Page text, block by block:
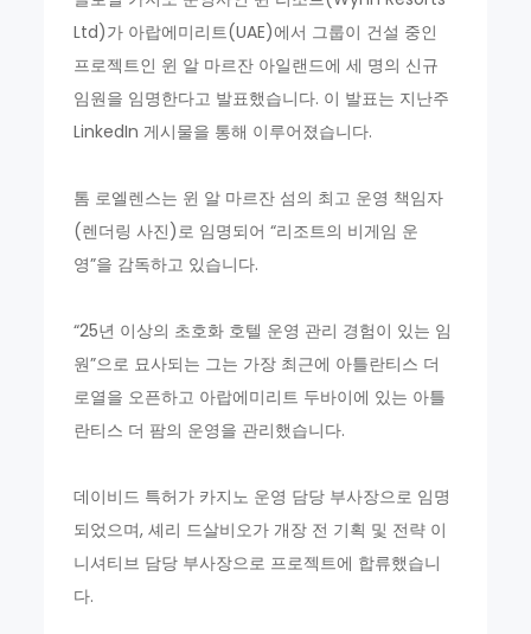
Ltd)가 아랍에미리트(UAE)에서 그룹이 건설 중인
프로젝트인 윈 알 마르잔 아일랜드에 세 명의 신규
임원을 임명한다고 발표했습니다. 이 발표는 지난주
LinkedIn 게시물을 통해 이루어졌습니다.
톰 로엘렌스는 윈 알 마르잔 섬의 최고 운영 책임자
(렌더링 사진)로 임명되어 “리조트의 비게임 운
영”을 감독하고 있습니다.
“25년 이상의 초호화 호텔 운영 관리 경험이 있는 임
원”으로 묘사되는 그는 가장 최근에 아틀란티스 더
로열을 오픈하고 아랍에미리트 두바이에 있는 아틀
란티스 더 팜의 운영을 관리했습니다.
데이비드 특허가 카지노 운영 담당 부사장으로 임명
되었으며, 셰리 드살비오가 개장 전 기획 및 전략 이
니셔티브 담당 부사장으로 프로젝트에 합류했습니
다.